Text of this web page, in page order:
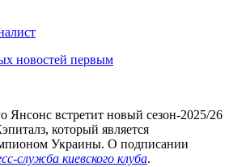
новостей первым
Янсонс встретит новый сезон-2025/26
который является
Украины. О подписании
служба киевского клуба.